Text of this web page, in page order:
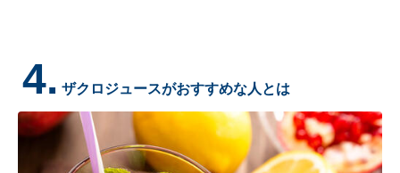
4. ザクロジュースがおすすめな人とは